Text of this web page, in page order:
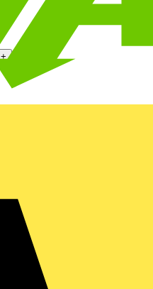
+
Speicherprogrammierbare